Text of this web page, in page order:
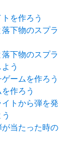
を作ろう
下物のスプラ
下物のスプラ
う
ームを作ろう
作ろう
トから弾を発
当たった時の